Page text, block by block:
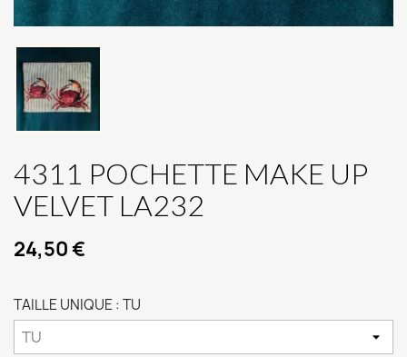
4311 POCHETTE MAKE UP
VELVET LA232
24,50 €
TAILLE UNIQUE : TU